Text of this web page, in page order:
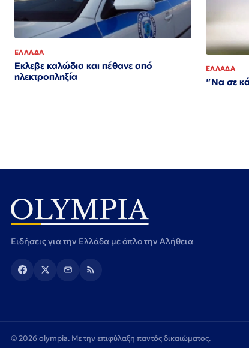
ΕΛΛΑΔΑ
Εκλεβε καλώδια και πέθανε από
ηλεκτροπληξία
ΕΛΛΑΔΑ
"Να σε
Ειδήσεις για την Ελλάδα με όπλο την Αλήθεια
© 2026 olympia. Με την επιφύλαξη παντός δικαιώματος.